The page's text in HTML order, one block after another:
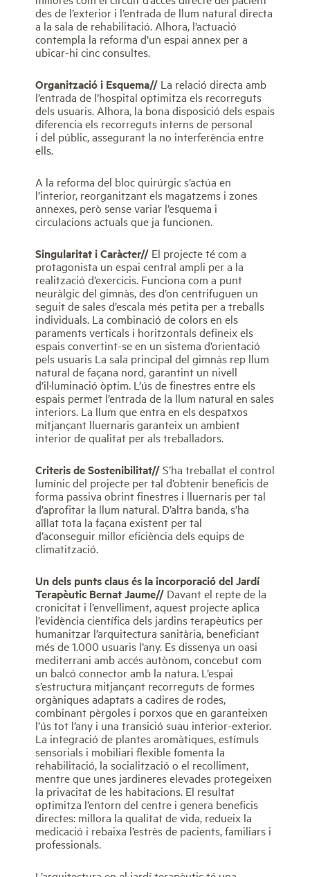
des de l’exterior i l’entrada de llum natural directa
a la sala de rehabilitació. Alhora, l’actuació
contempla la reforma d’un espai annex per a
ubicar-hi cinc consultes.
Organització i Esquema//La relació directa amb
l’entrada de l’hospital optimitza els recorreguts
dels usuaris. Alhora, la bona disposició dels espais
diferencia els recorreguts interns de personal
i del públic, assegurant la no interferència entre
ells.
A la reforma del bloc quirúrgic s’actúa en
l’interior, reorganitzant els magatzems i zones
annexes, però sense variar l’esquema i
circulacions actuals que ja funcionen.
Singularitat i Caràcter//El projecte té com a
protagonista un espai central ampli per a la
realització d’exercicis. Funciona com a punt
neuràlgic del gimnàs, des d’on centrifuguen un
seguit de sales d’escala més petita per a treballs
individuals. La combinació de colors en els
paraments verticals i horitzontals defineix els
espais convertint-se en un sistema d’orientació
pels usuaris La sala principal del gimnàs rep llum
natural de façana nord, garantint un nivell
d’il·luminació òptim. L’ús de finestres entre els
espais permet l’entrada de la llum natural en sales
interiors. La llum que entra en els despatxos
mitjançant lluernaris garanteix un ambient
interior de qualitat per als treballadors.
Criteris de Sostenibilitat//S’ha treballat el control
lumínic del projecte per tal d’obtenir beneficis de
forma passiva obrint finestres i lluernaris per tal
d’aprofitar la llum natural. D’altra banda, s’ha
aïllat tota la façana existent per tal
d’aconseguir millor eficiència dels equips de
climatització.
Un dels punts claus és la incorporació del Jardí
Terapèutic Bernat Jaume// Davant el repte de la
cronicitat i l’envelliment, aquest projecte aplica
l’evidència científica dels jardins terapèutics per
humanitzar l’arquitectura sanitària, beneficiant
més de 1.000 usuaris l’any. Es dissenya un oasi
mediterrani amb accés autònom, concebut com
un balcó connector amb la natura. L’espai
s’estructura mitjançant recorreguts de formes
orgàniques adaptats a cadires de rodes,
combinant pèrgoles i porxos que en garanteixen
l’ús tot l’any i una transició suau interior-exterior.
La integració de plantes aromàtiques, estímuls
sensorials i mobiliari flexible fomenta la
rehabilitació, la socialització o el recolliment,
mentre que unes jardineres elevades protegeixen
la privacitat de les habitacions. El resultat
optimitza l’entorn del centre i genera beneficis
directes: millora la qualitat de vida, redueix la
medicació i rebaixa l’estrès de pacients, familiars i
professionals.